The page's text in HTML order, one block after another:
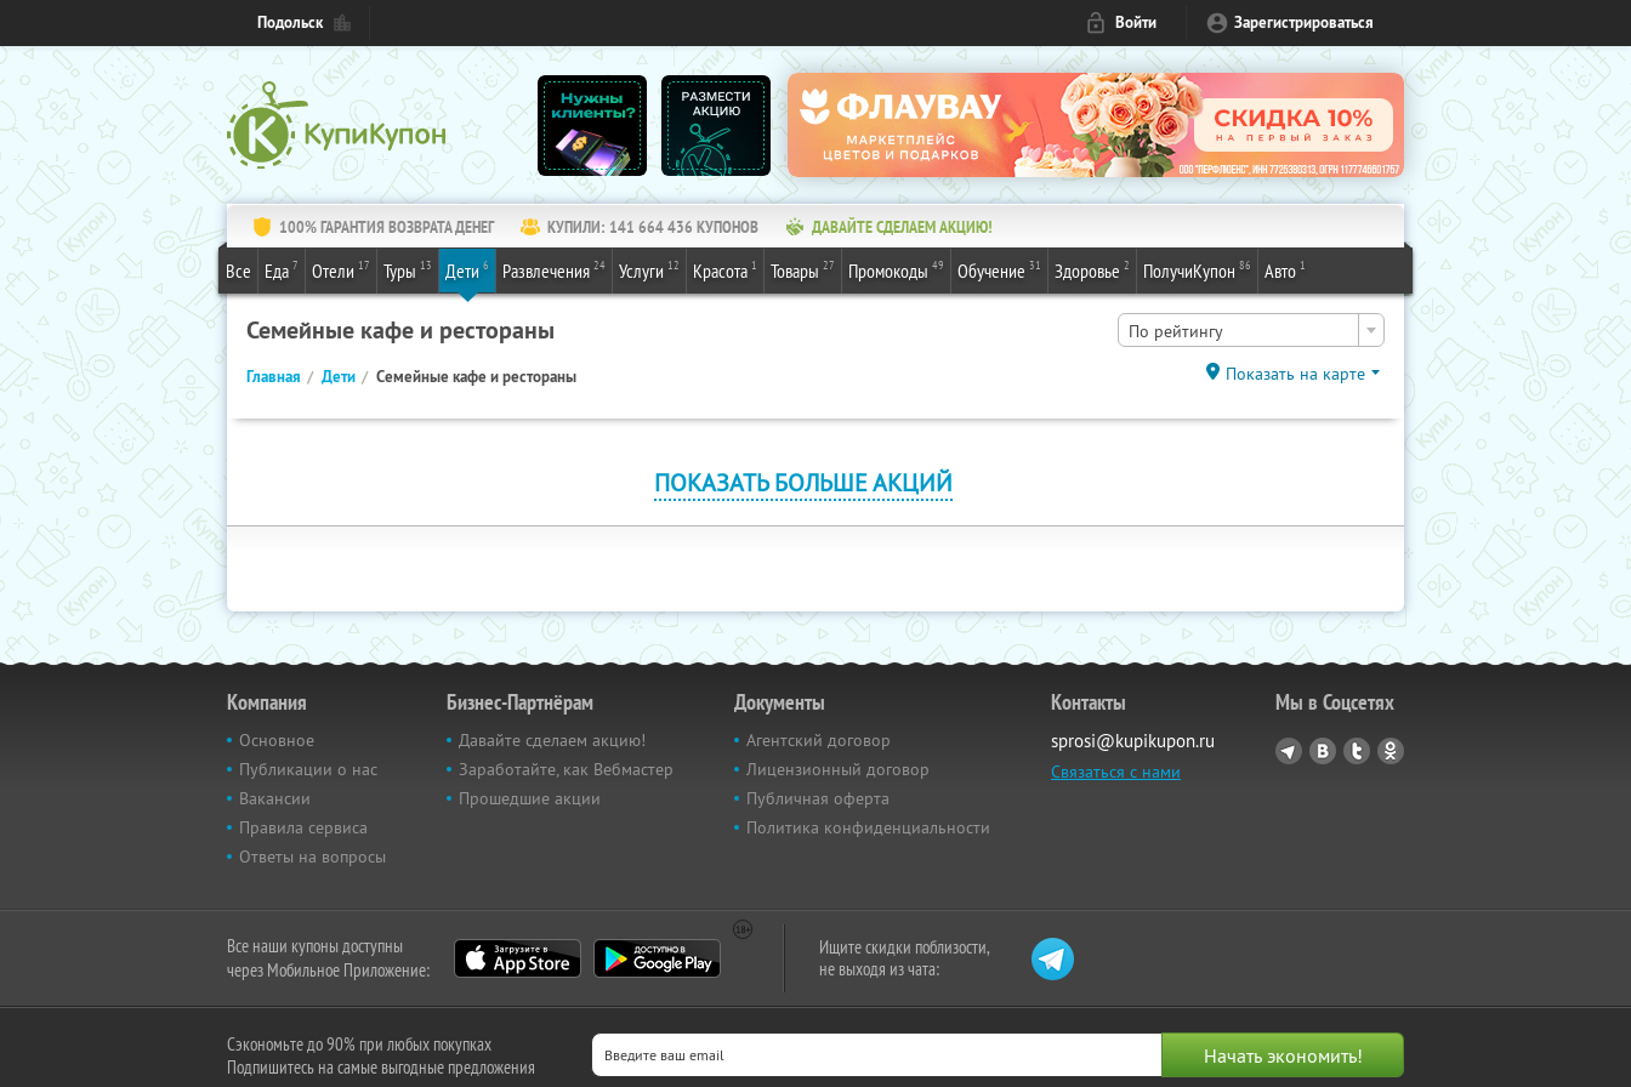
Подольск Войти Зарегистрироваться
100% ГАРАНТИЯ ВОЗВРАТА ДЕНЕГ КУПИЛИ: 141 664 436 КУПОНОВ ДАВАЙТЕ СДЕЛАЕМ АКЦИЮ!
Все Еда 7 Отели 17 Туры 13 Дети 6 Развлечения 24 Услуги 12 Красота 1 Товары 27 Промокоды 49 Обучение 31 Здоровье 2 ПолучиКупон 86 Авто 1
Семейные кафе и рестораны По рейтингу
Главная Дети Семейные кафе и рестораны Показать на карте
ПОКАЗАТЬ БОЛЬШЕ АКЦИЙ
Компания
Основное
Публикации о нас
Вакансии
Правила сервиса
Ответы на вопросы
Бизнес-Партнёрам
Давайте сделаем акцию!
Заработайте, как Вебмастер
Прошедшие акции
Документы
Агентский договор
Лицензионный договор
Публичная оферта
Политика конфиденциальности
Контакты
sprosi@kupikupon.ru
Связаться с нами
Мы в Соцсетях
Все наши купоны доступны
через Мобильное Приложение:
Ищите скидки поблизости,
не выходя из чата:
Сэкономьте до 90% при любых покупках
Подпишитесь на самые выгодные предложения